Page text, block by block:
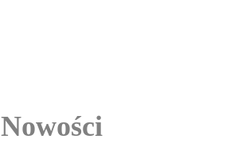
Nowości